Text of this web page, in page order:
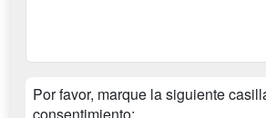
Por favor, marque la siguiente